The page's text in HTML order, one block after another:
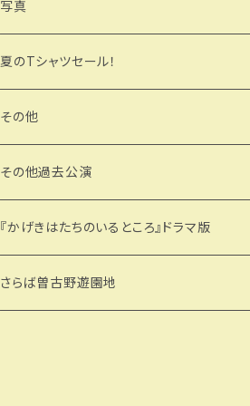
写真
夏のTシャツセール！
その他
その他過去公演
『かげきはたちのいるところ』ドラマ版
さらば曽古野遊園地